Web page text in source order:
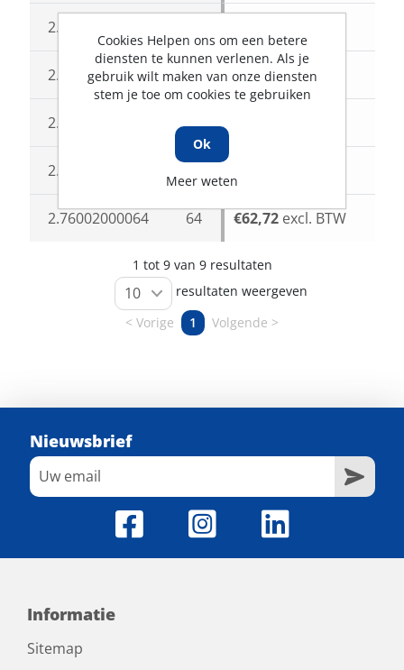
2.76002000054
2.76002000056 56 €62,72excl. BTW
2.76002000058 58
2.76002000062
2.76002000064 64 €62,72excl. BTW
1 tot 9 van 9 resultaten
resultaten weergeven
Vorige
1 Volgende
Nieuwsbrief
Informatie
Sitemap
Cookies Helpen ons om een betere
diensten te kunnen verlenen. Als je
gebruik wilt maken van onze diensten
stem je toe om cookies te gebruiken
Ok
Meer weten